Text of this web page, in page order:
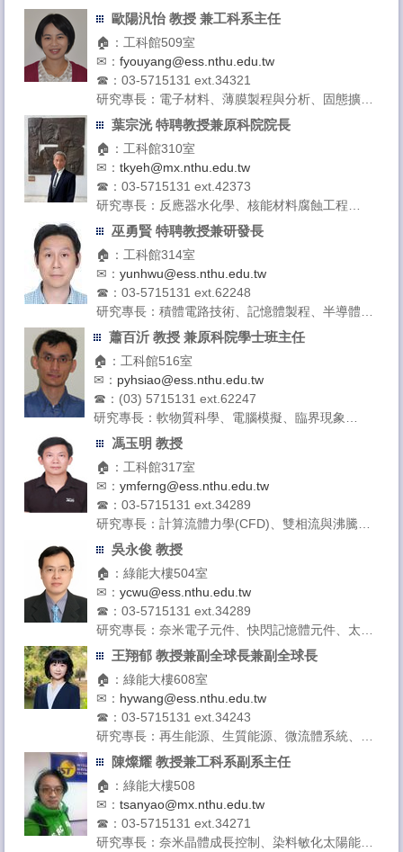
化反應器實務
實驗室：核電廠多物理分析和輻射實驗室
歐陽汎怡 教授 兼工科系主任
🏠：工科館509室
✉：fyouyang@ess.nthu.edu.tw
☎：03-5715131 ext.34321
研究專長：電子材料、薄膜製程與分析、固態擴散
與介面反應
械性質
葉宗洸 特聘教授兼原科院院長
🏠：工科館310室
✉：tkyeh@mx.nthu.edu.tw
☎：03-5715131 ext.42373
研究專長：反應器水化學、核能材料腐蝕工程
授課領域：核電廠水化學、核能結構材料、核電廠
老化與劣化管理、核工原理
巫勇賢 特聘教授兼研發長
🏠：工科館314室
✉：yunhwu@ess.nthu.edu.tw
☎：03-5715131 ext.62248
研究專長：積體電路技術、記憶體製程、半導體元
件物理
蕭百沂 教授 兼原科院學士班主任
🏠：工科館516室
✉： pyhsiao@ess.nthu.edu.tw
☎：(03) 5715131 ext.62247
研究專長：軟物質科學、電腦模擬、臨界現象
授課領域：應用原子核物理、工程數學、分子動力
馮玉明 教授
🏠：工科館317室
✉：ymferng@ess.nthu.edu.tw
☎：03-5715131 ext.34289
研究專長：計算流體力學(CFD)、雙相流與沸騰熱
傳、核能電廠安全與維護、風力發電、火災危害分
授課領域：工程力學、核能安全、反應器工程、先
進能源系統
吳永俊 教授
🏠：綠能大樓504室
✉：ycwu@ess.nthu.edu.tw
☎：03-5715131 ext.34289
研究專長：奈米電子元件、快閃記憶體元件、太陽
能電池
作、半導體元件設計與模擬、固態物理導論一
王翔郁 教授兼副全球長兼副全球長
🏠：綠能大樓608室
✉： hywang@ess.nthu.edu.tw
☎：03-5715131 ext.34243
研究專長：再生能源、生質能源、微流體系統、快
篩技術
陳燦耀 教授兼工科系副系主任
🏠：綠能大樓508
✉：tsanyao@mx.nthu.edu.tw
☎：03-5715131 ext.34271
研究專長：奈米晶體成長控制、染料敏化太陽能電